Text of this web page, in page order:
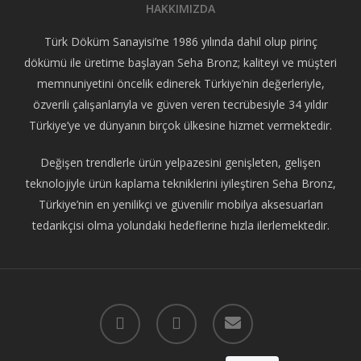
HAKKIMIZDA
Türk Döküm Sanayisi’ne 1986 yılında dahil olup pirinç
dökümü ile üretime başlayan Seha Bronz; kaliteyi ve müşteri
memnuniyetini öncelik edinerek Türkiye’nin değerleriyle,
özverili çalışanlarıyla ve güven veren tecrübesiyle 34 yıldır
Türkiye’ye ve dünyanın birçok ülkesine hizmet vermektedir.
Değişen trendlerle ürün yelpazesini genişleten, gelişen
teknolojiyle ürün kaplama tekniklerini iyileştiren Seha Bronz,
Türkiye’nin en yenilikçi ve güvenilir mobilya aksesuarları
tedarikçisi olma yolundaki hedeflerine hızla ilerlemektedir.
facebook instagram email